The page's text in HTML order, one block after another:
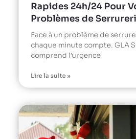
Rapides 24h/24 Pour
Problèmes de
Face à un problème de
chaque minute compte. GLA
comprend l’urgence
Lire la suite »